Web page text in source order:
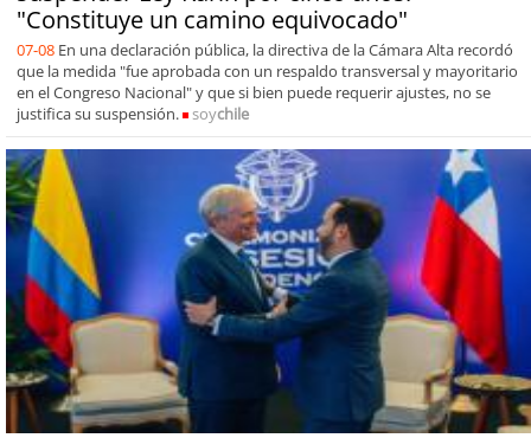
"Constituye un camino equivocado"
07-08 En una declaración pública, la directiva de la Cámara Alta recordó
que la medida "fue aprobada con un respaldo transversal y mayoritario
en el Congreso Nacional" y que si bien puede requerir ajustes, no se
justifica su suspensión.
soychile